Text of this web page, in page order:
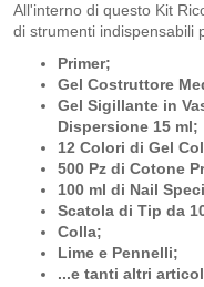
All'interno di questo Kit
di strumenti indispensabili
Primer;
Gel Costruttore
Gel Sigillante in
Dispersione 15 ml;
12 Colori di Gel
500 Pz di Cotone
100 ml di Nail
Scatola di Tip da
Colla;
Lime e Pennelli;
...e tanti altri